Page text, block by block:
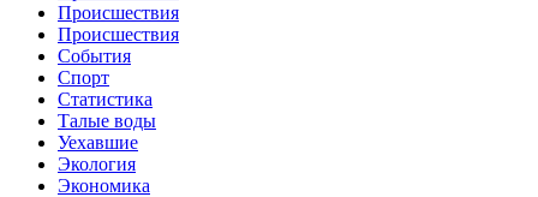
Происшествия
Происшествия
События
Спорт
Статистика
Талые воды
Уехавшие
Экология
Экономика